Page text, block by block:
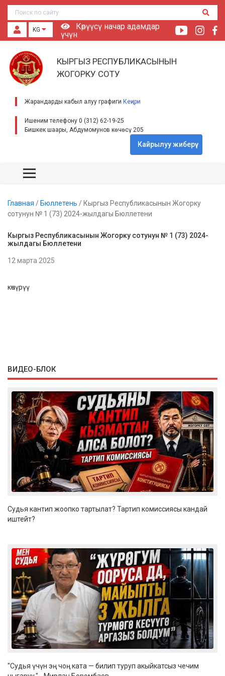
KG
Көрүүсү начар адамдар
үчүн
КЫРГЫЗ РЕСПУБЛИКАСЫНЫН
ЖОГОРКУ СОТУ
Жарандарды кабыл алуу графиги Кеңири
Ишеним телефону 0 (312) 62-19-25
Бишкек шаары, Абдумомунов көчөсү 205
Кайрылуу жиберүү
Главная / Бюллетень / Кыргыз Республикасынын Жогорку
сотунун № 1 (73) 2024-жылдагы Бюллетени
Кыргыз Республикасынын Жогорку сотунун № 1 (73) 2024-
жылдагы Бюллетени
12 марта 2025
көчүрүү
ВИДЕО-БЛОК
Судья кантип жоопко тартылат? Тартип комиссиясы кандай
иштейт?
"Судья үчүн эң чоң ката — билип туруп акыйкатсыз чечим